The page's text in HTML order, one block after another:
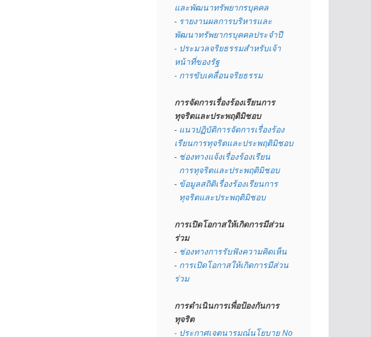
และพัฒนาทรัพยากรบุคคล
- รายงานผลการบริหารและ
พัฒนาทรัพยากรบุคคลประจำปี
- ประมวลจริยธรรมสำหรับเจ้า
หน้าที่ของรัฐ
- การขับเคลื่อนจริยธรรม
การจัดการเรื่องร้องเรียนการ
ทุจริตและประพฤติมิชอบ
- แนวปฏิบัติการจัดการเรื่องร้อง
เรียนการทุจริตและประพฤติมิชอบ
- ช่องทางแจ้งเรื่องร้องเรียน
  การทุจริตและประพฤติมิชอบ
- ข้อมูลสถิติเรื่องร้องเรียนการ
  ทุจริตและประพฤติมิชอบ
การเปิดโอกาสให้เกิดการมีส่วน
ร่วม
- ช่องทางการรับฟังความคิดเห็น
- การเปิดโอกาสให้เกิดการมีส่วน
ร่วม
การดำเนินการเพื่อป้องกันการ
ทุจริต
- ประกาศเจตนารมณ์นโยบาย No